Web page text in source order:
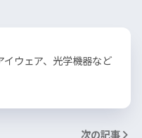
イウェア、光学機器など
次の記事